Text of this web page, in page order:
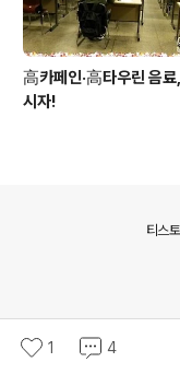
高카페인·高타우린 음
시자!
1 4
티스